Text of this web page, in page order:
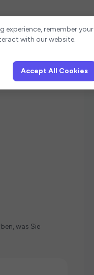
was Sie
experience, remember your
with our website.
Accept All Cookies